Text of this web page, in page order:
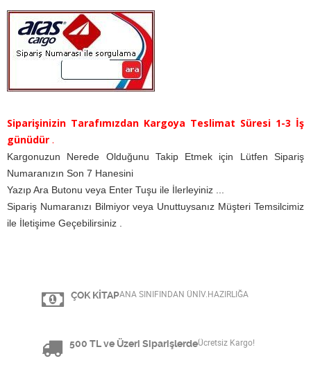
Siparişinizin Tarafımızdan Kargoya Teslimat Süresi 1-3 İş
günüdür .
Kargonuzun Nerede Olduğunu Takip Etmek için Lütfen Sipariş
Numaranızın Son 7 Hanesini
Yazıp Ara Butonu veya Enter Tuşu ile İlerleyiniz ...
Sipariş Numaranızı Bilmiyor veya Unuttuysanız Müşteri Temsilcimiz
ile İletişime Geçebilirsiniz .
ÇOK KİTAPANA SINIFINDAN ÜNİV.HAZIRLIĞA
500 TL ve Üzeri SiparişlerdeÜcretsiz Kargo!